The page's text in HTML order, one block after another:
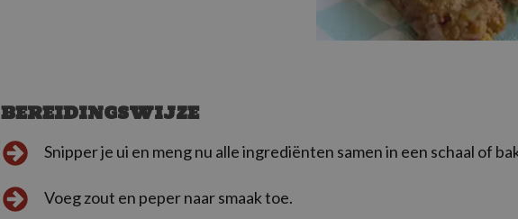
BEREIDINGSWIJZE
Snipper je ui en meng nu alle ingrediënten samen in een schaal of
Voeg zout en peper naar smaak toe.